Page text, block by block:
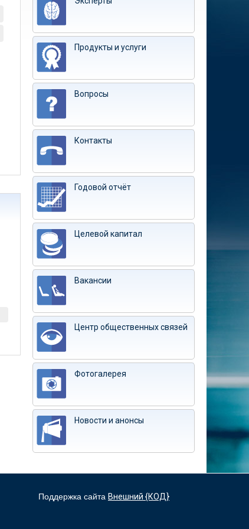
Продукты и услуги
Вопросы
Контакты
Годовой отчёт
Целевой капитал
Вакансии
Центр общественных связей
Фотогалерея
Новости и анонсы
Поддержка сайта Внешний {КОД}